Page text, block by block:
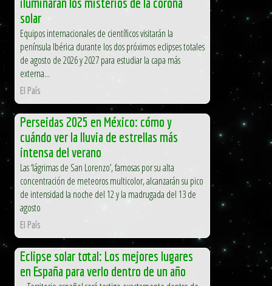
solar
Equipos internacionales de científicos visitarán la
península Ibérica durante los dos próximos eclipses totales
de agosto de 2026 y 2027 para estudiar la capa más
externa...
El País
Perseidas 2025 en México: cómo y
cuándo ver la lluvia de estrellas más
intensa del verano
Las ‘lágrimas de San Lorenzo’, famosas por su alta
concentración de meteoros multicolor, alcanzarán su pico
de intensidad la noche del 12 y la madrugada del 13 de
agosto
El País
Eclipse solar total: Los mejores lugares
en España para verlo dentro de un año